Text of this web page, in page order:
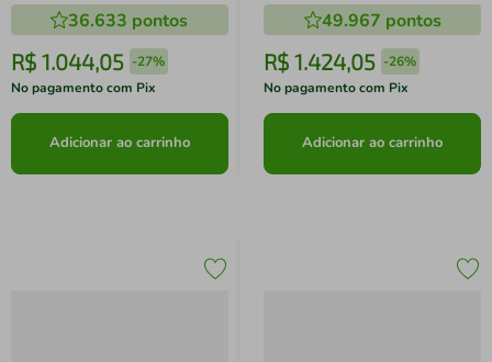
36.633 pontos
R$ 1.044,05 -27%
No pagamento com Pix
Adicionar ao carrinho
49.967 pontos
R$ 1.424,05 -26%
No pagamento com Pix
Adicionar ao carrinho